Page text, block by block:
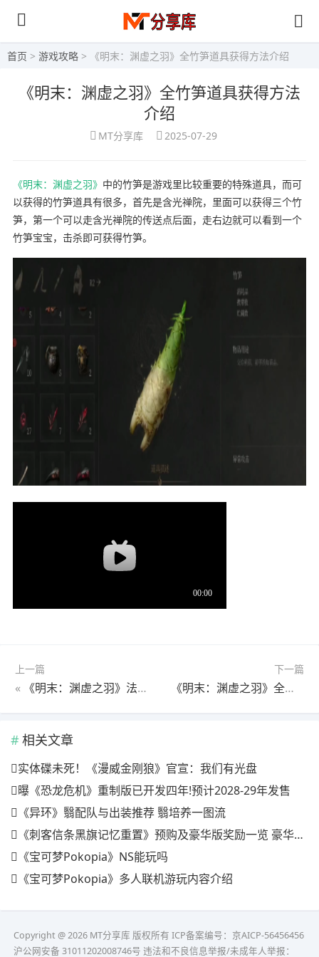
首页 > 游戏攻略 > 《明末：渊虚之羽》全竹笋道具获得方法介绍
《明末：渊虚之羽》全竹笋道具获得方法
介绍
MT分享库 2025-07-29
《明末：渊虚之羽》 中的竹笋是游戏里比较重要的特殊道具，而可
以获得的竹笋道具有很多，首先是含光禅院，里面可以获得三个竹
笋，第一个可以走含光禅院的传送点后面，走右边就可以看到一个
竹笋宝宝，击杀即可获得竹笋。
上一篇
« 《明末：渊虚之羽》法术蜀神之力获得方法介绍
下一篇
《明末：渊虚之羽》全贵重物品获得方法介绍
相关文章
实体碟未死！《漫威金刚狼》官宣：我们有光盘
曝《恐龙危机》重制版已开发四年!预计2028-29年发售
《异环》翳配队与出装推荐 翳培养一图流
《刺客信条黑旗记忆重置》预购及豪华版奖励一览 豪华版有什么
《宝可梦Pokopia》NS能玩吗
《宝可梦Pokopia》多人联机游玩内容介绍
Copyright @ 2026 MT分享库 版权所有 ICP备案编号：京AICP-56456456
沪公网安备 31011202008746号 违法和不良信息举报/未成年人举报：